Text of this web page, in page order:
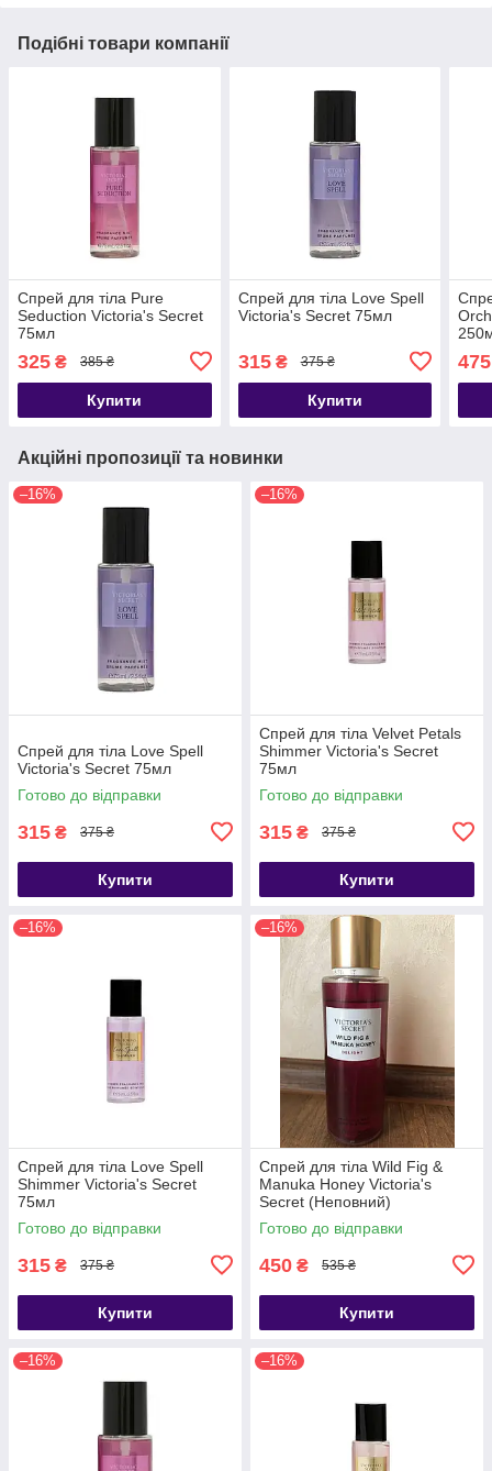
Подібні товари компанії
Спрей для тіла Pure
Seduction Victoria's Secret
75мл
325 ₴ 385 ₴
Купити
Спрей для тіла Love Spell
Victoria's Secret 75мл
315₴ 375 ₴
Купити
475
Акційні пропозиції та новинки
–16%
Спрей для тіла Love Spell
Victoria's Secret 75мл
Готово до відправки
315 ₴ 375 ₴
Купити
–16%
Спрей для тіла Velvet Petals
Shimmer Victoria's Secret
75мл
Готово до відправки
315 ₴ 375 ₴
Купити
–16%
Спрей для тіла Love Spell
Shimmer Victoria's Secret
75мл
Готово до відправки
315 ₴ 375 ₴
Купити
–16%
Спрей для тіла Wild Fig &
Manuka Honey Victoria's
Secret (Неповний)
Готово до відправки
450 ₴ 535 ₴
Купити
–16% –16%